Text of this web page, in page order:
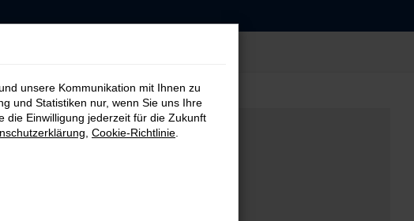
unsere Kommunikation mit Ihnen zu
und Statistiken nur, wenn Sie uns Ihre
die Einwilligung jederzeit für die Zukunft
Cookie-Richtlinie